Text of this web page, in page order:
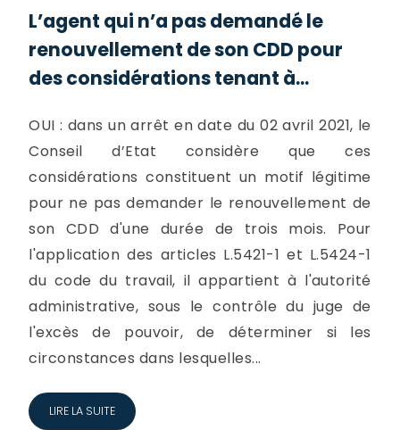
L’agent qui n’a pas demandé le
renouvellement de son CDD pour
des considérations tenant à...
OUI : dans un arrêt en date du 02 avril 2021, le
Conseil d’Etat considère que ces
considérations constituent un motif légitime
pour ne pas demander le renouvellement de
son CDD d'une durée de trois mois. Pour
l'application des articles L.5421-1 et L.5424-1
du code du travail, il appartient à l'autorité
administrative, sous le contrôle du juge de
l'excès de pouvoir, de déterminer si les
circonstances dans lesquelles...
LIRE LA SUITE